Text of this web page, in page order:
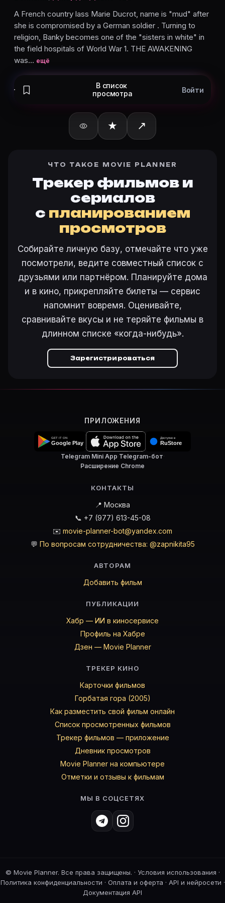
Anna Kaloustian — в титрах не указан
Джин Лэвэрти — Bar Maid, в титрах не указан
Карточки актёров с ролями — на Movie Planner.
Частые вопросы о «Пробуждение»
A French country lass Marie Ducrot, name is "mud"
Какой рейтинг у «Пробуждение» (1928)?
Актуальный рейтинг Пробуждение (1928) — на
Откройте карточку «Пробуждение (1928)»:
Кто актёры в «Пробуждение» (1928)?
Режиссёр — Victor Fleming. В фильме
Как добавить «Пробуждение» в свой список
Откройте «Пробуждение (1928)» на Movie Planner,
Ещё на Movie Planner
Интересные факты о фильмах ·Как вести watchlist
Другие карточки: Горбатая гора (2005) ·
Войти в кабинет— сохранить «Пробуждение» в
A French country lass Marie Ducrot, name is "mud" after
she is compromised by a German soldier . Turning to
religion, Banky becomes one of the "sisters in white" in
the field hospitals of World War 1. THE AWAKENING
was… ещё
В список
просмотра
Войти
★ ↗
ЧТО ТАКОЕ MOVIE PLANNER
Трекер фильмов и
сериалов
с планированием
просмотров
Собирайте личную базу, отмечайте что уже
посмотрели, ведите совместный список с
друзьями или партнёром. Планируйте дома
и в кино, прикрепляйте билеты — сервис
напомнит вовремя. Оценивайте,
сравнивайте вкусы и не теряйте фильмы в
длинном списке «когда-нибудь».
Зарегистрироваться
ПРИЛОЖЕНИЯ
Telegram Mini App·Telegram-бот·
Расширение Chrome
КОНТАКТЫ
📍 Москва
📞 +7 (977) 613-45-08
✉️ movie-planner-bot@yandex.com
💬 По вопросам сотрудничества: @zapnikita95
АВТОРАМ
Добавить фильм
ПУБЛИКАЦИИ
Хабр — ИИ в киносервисе
Профиль на Хабре
Дзен — Movie Planner
ТРЕКЕР КИНО
Карточки фильмов
Горбатая гора (2005)
Как разместить свой фильм онлайн
Список просмотренных фильмов
Трекер фильмов — приложение
Дневник просмотров
Movie Planner на компьютере
Отметки и отзывы к фильмам
МЫ В СОЦСЕТЯХ
© Movie Planner. Все права защищены. · Условия использования ·
Политика конфиденциальности · Оплата и оферта · API и нейросети ·
Документация API